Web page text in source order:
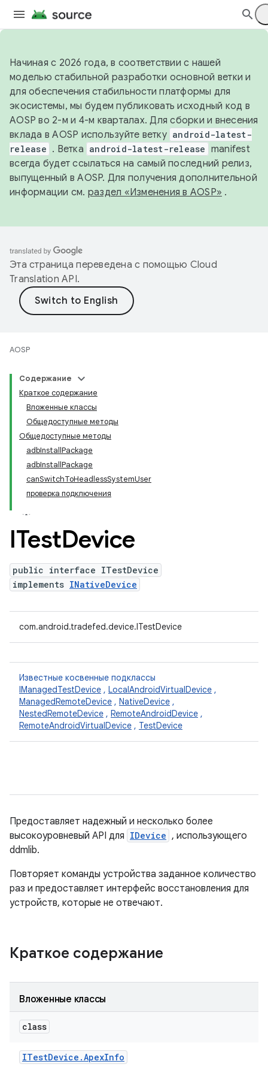
Начиная с 2026 года, в соответствии с нашей
моделью стабильной разработки основной ветки и
для обеспечения стабильности платформы для
экосистемы, мы будем публиковать исходный код в
AOSP во 2-м и 4-м кварталах. Для сборки и внесения
вклада в AOSP используйте ветку android-latest-
release . Ветка android-latest-release manifest
всегда будет ссылаться на самый последний релиз,
выпущенный в AOSP. Для получения дополнительной
информации см. раздел «Изменения в AOSP» .
Эта страница переведена с помощью Cloud
Translation API.
AOSP
Содержание
Краткое содержание
Вложенные классы
Общедоступные методы
Общедоступные методы
adbInstallPackage
adbInstallPackage
canSwitchToHeadlessSystemUser
проверка подключения
ITestDevice
public interface ITestDevice
implements INativeDevice
com.android.tradefed.device.ITestDevice
Известные косвенные подклассы
IManagedTestDevice , LocalAndroidVirtualDevice ,
ManagedRemoteDevice , NativeDevice ,
NestedRemoteDevice , RemoteAndroidDevice ,
RemoteAndroidVirtualDevice , TestDevice
Предоставляет надежный и несколько более
высокоуровневый API для IDevice , использующего
ddmlib.
Повторяет команды устройства заданное количество
раз и предоставляет интерфейс восстановления для
устройств, которые не отвечают.
Краткое содержание
Вложенные классы
class
ITestDevice .ApexInfo